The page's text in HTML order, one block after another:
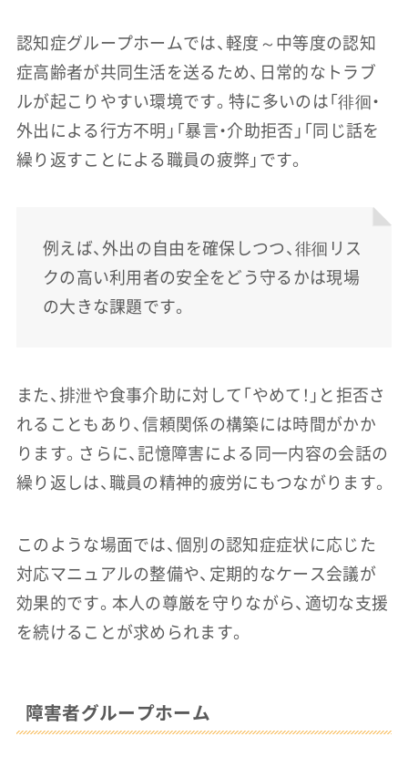
認知症グループホームでは、軽度～中等度の認知
症高齢者が共同生活を送るため、日常的なトラブ
ルが起こりやすい環境です。特に多いのは「徘徊・
外出による行方不明」「暴言・介助拒否」「同じ話を
繰り返すことによる職員の疲弊」です。
例えば、外出の自由を確保しつつ、徘徊リス
クの高い利用者の安全をどう守るかは現場
の大きな課題です。
また、排泄や食事介助に対して「やめて！」と拒否さ
れることもあり、信頼関係の構築には時間がかか
ります。さらに、記憶障害による同一内容の会話の
繰り返しは、職員の精神的疲労にもつながります。
このような場面では、個別の認知症症状に応じた
対応マニュアルの整備や、定期的なケース会議が
効果的です。本人の尊厳を守りながら、適切な支援
を続けることが求められます。
障害者グループホーム